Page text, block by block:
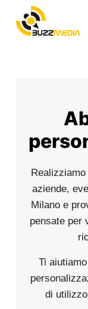
a
aziende,
Milano e
pensate per
Ti
di